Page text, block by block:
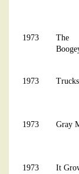
1973
The
1973 Trucks
1973 Gray
1973
It